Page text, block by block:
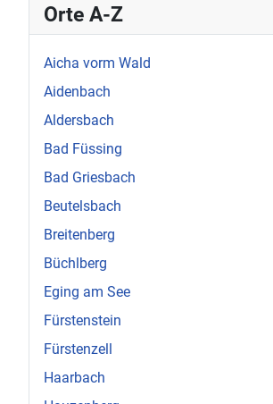
Orte A-Z
Aicha vorm Wald
Aidenbach
Aldersbach
Bad Füssing
Bad Griesbach
Beutelsbach
Breitenberg
Büchlberg
Eging am See
Fürstenstein
Fürstenzell
Haarbach